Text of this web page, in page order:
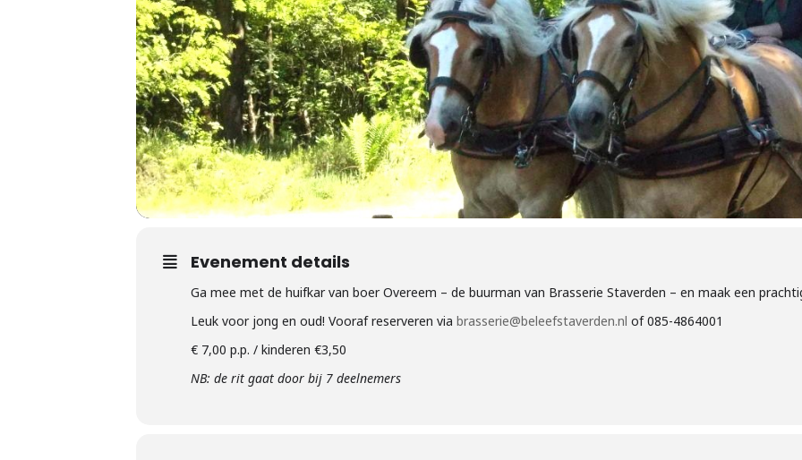
Evenement details
Ga mee met de huifkar van boer Overeem – de buurman van Brasserie Staverden – en maak een
Leuk voor jong en oud! Vooraf reserveren via brasserie@beleefstaverden.nl of 085-4864001
€ 7,00 p.p. / kinderen €3,50
NB: de rit gaat door bij 7 deelnemers